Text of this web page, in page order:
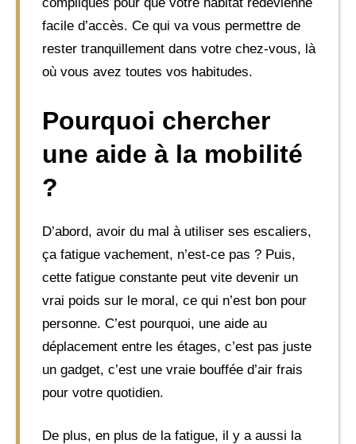
facile d’accès. Ce qui va vous permettre de
rester tranquillement dans votre chez-vous, là
où vous avez toutes vos habitudes.
Pourquoi chercher
une aide à la mobilité
?
D’abord, avoir du mal à utiliser ses escaliers,
ça fatigue vachement, n’est-ce pas ? Puis,
cette fatigue constante peut vite devenir un
vrai poids sur le moral, ce qui n’est bon pour
personne. C’est pourquoi, une aide au
déplacement entre les étages, c’est pas juste
un gadget, c’est une vraie bouffée d’air frais
pour votre quotidien.
De plus, en plus de la fatigue, il y a aussi la